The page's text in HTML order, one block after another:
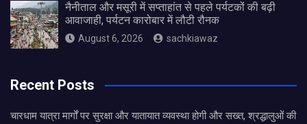
नैनीताल और मसूरी में सप्ताहांत से पहले पर्यटकों की बढ़ी
आवाजाही, पर्यटन कारोबार में लौटी रौनक
August 6, 2026 sachkiawaz
Recent Posts
चारधाम यात्रा मार्गों पर सुरक्षा और यातायात व्यवस्था होगी और सख्त, श्रद्धालुओं की